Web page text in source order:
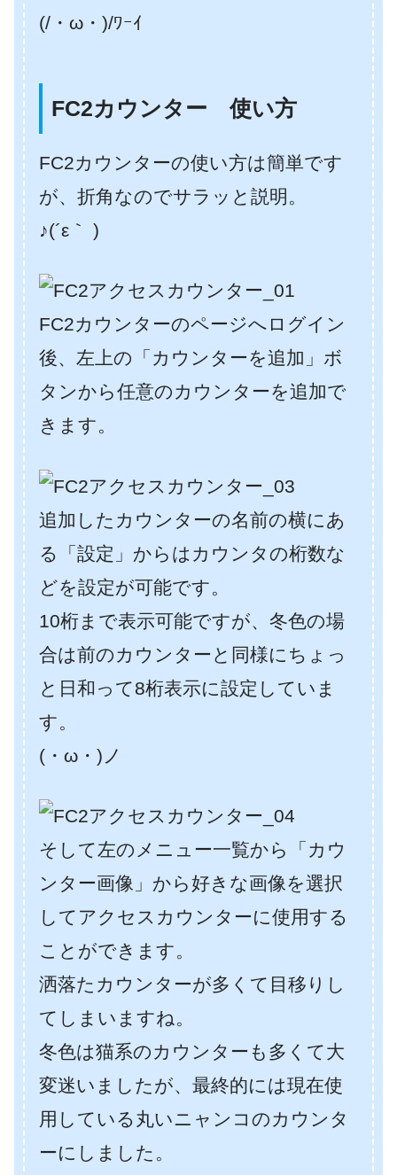
(/・ω・)/ﾜｰｲ
FC2カウンター 使い方
FC2カウンターの使い方は簡単です
が、折角なのでサラッと説明。
♪(´ε｀ )
FC2カウンターのページへログイン
後、左上の「カウンターを追加」ボ
タンから任意のカウンターを追加で
きます。
追加したカウンターの名前の横にあ
る「設定」からはカウンタの桁数な
どを設定が可能です。
10桁まで表示可能ですが、冬色の場
合は前のカウンターと同様にちょっ
と日和って8桁表示に設定していま
す。
(・ω・)ノ
そして左のメニュー一覧から「カウ
ンター画像」から好きな画像を選択
してアクセスカウンターに使用する
ことができます。
洒落たカウンターが多くて目移りし
てしまいますね。
冬色は猫系のカウンターも多くて大
変迷いましたが、最終的には現在使
用している丸いニャンコのカウンタ
ーにしました。